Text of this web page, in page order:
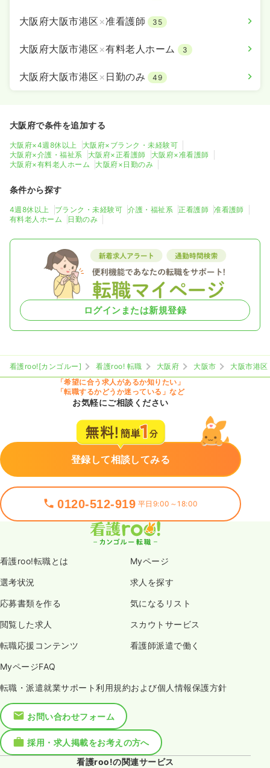
大阪府大阪市港区 ×准看護師 35
大阪府大阪市港区 ×有料老人ホーム 3
大阪府大阪市港区 × 日勤のみ 49
大阪府で条件を追加する
大阪府×4週8休以上
大阪府×ブランク・未経験可
大阪府×介護・福祉系
大阪府×正看護師
大阪府×准看護師
大阪府×有料老人ホーム
大阪府×日勤のみ
条件から探す
4週8休以上 ブランク・未経験可 介護・福祉系 正看護師
准看護師
有料老人ホーム
日勤のみ
ログインまたは新規登録
看護roo![カンゴルー] 看護roo! 転職 大阪府 大阪市
大阪市港区
「希望に合う求人があるか知りたい」
「転職するかどうか迷っている」など
お気軽にご相談ください
登録して相談してみる
0120-512-919 平日9:00～18:00
看護roo!転職とは Myページ
選考状況 求人を探す
応募書類を作る 気になるリスト
閲覧した求人 スカウトサービス
転職応援コンテンツ 看護師派遣で働く
MyページFAQ
転職・派遣就業サポート利用規約および個人情報保護方針
お問い合わせフォーム
採用・求人掲載をお考えの方へ
看護roo!の関連サービス